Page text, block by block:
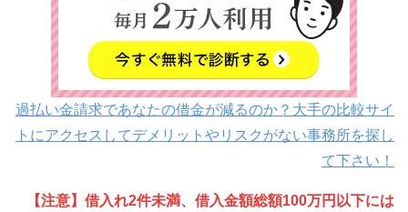
過払い金請求であなたの借金が減るのか？大手の比較サイ
トにアクセスしてデメリットやリスクがない事務所を探し
て下さい！
【注意】借入れ2件未満、借入金額総額100万円以下には